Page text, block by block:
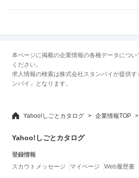
本ページに掲載の企業情報の各種データについ
ください。
求人情報の検索は株式会社スタンバイが提供
ンバイ」となります。
Yahoo!しごとカタログ 企業情報TOP
Yahoo!しごとカタログ
登録情報
スカウトメッセージ
マイページ Web履歴書